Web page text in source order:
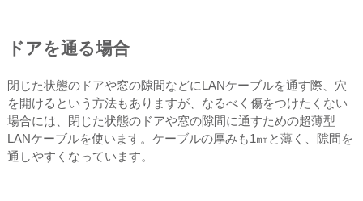
ドアを通る場合
閉じた状態のドアや窓の隙間などにLANケーブルを通す際、穴
を開けるという方法もありますが、なるべく傷をつけたくない
場合には、閉じた状態のドアや窓の隙間に通すための超薄型
LANケーブルを使います。ケーブルの厚みも1㎜と薄く、隙間を
通しやすくなっています。